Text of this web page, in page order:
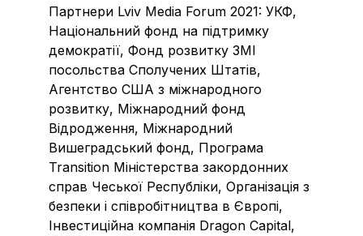
Партнери Lviv Media Forum 2021: УКФ,
Національний фонд на підтримку
демократії, Фонд розвитку ЗМІ
посольства Сполучених Штатів,
Агентство США з міжнародного
розвитку, Міжнародний фонд
Відродження, Міжнародний
Вишеградський фонд, Програма
Transition Міністерства закордонних
справ Чеської Республіки, Організація з
безпеки і співробітництва в Європі,
Інвестиційна компанія Dragon Capital,